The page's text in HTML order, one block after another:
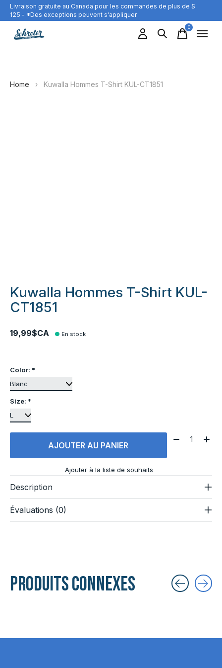
Livraison gratuite au Canada pour les commandes de plus de $
125 - *Des exceptions peuvent s'appliquer
0items
Home › Kuwalla Hommes T-Shirt KUL-CT1851
Kuwalla Hommes T-Shirt KUL-
CT1851
19,99$CA En stock
Color: *
Size: *
AJOUTER AU PANIER
Quantité:
Ajouter à la liste de souhaits
Description
Évaluations (0)
Produits connexes